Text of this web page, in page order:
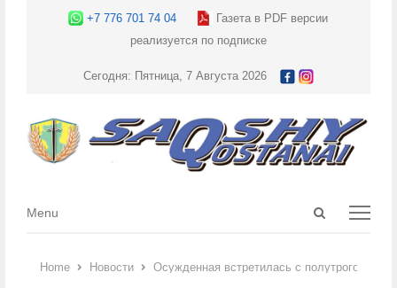
+7 776 701 74 04
Газета в PDF версии
реализуется по подписке
Сегодня: Пятница, 7 Августа 2026
Open
Menu
Menu
Home Новости Осужденная встретилась с